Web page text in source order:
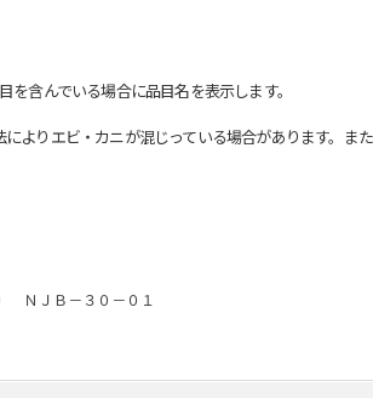
含んでいる場合に品目名を表示します。
りエビ・カニが混じっている場合があります。ま
ＮＪＢ－３０－０１